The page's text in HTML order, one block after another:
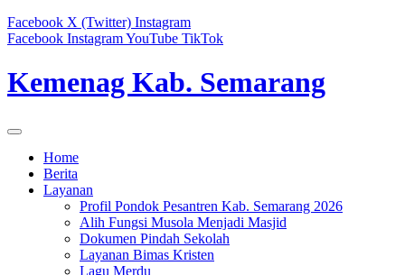
Facebook X (Twitter) Instagram
Facebook InstagramYouTube TikTok
Kemenag Kab. Semarang
Home
Berita
Layanan
Profil Pondok Pesantren Kab. Semarang 2026
Alih Fungsi Musola Menjadi Masjid
Dokumen Pindah Sekolah
Layanan Bimas Kristen
Lagu Merdu